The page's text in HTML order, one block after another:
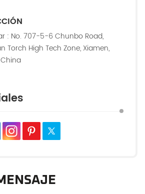
: No. 707-5-6 Chunbo Road,
Torch High Tech Zone, Xiamen,